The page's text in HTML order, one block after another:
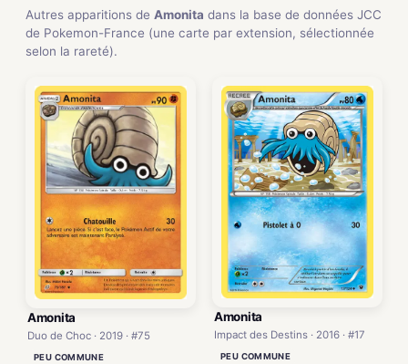
Autres apparitions de Amonita dans la base de données JCC
de Pokemon-France (une carte par extension, sélectionnée
selon la rareté).
Amonita
Duo de Choc · 2019 · #75
PEU COMMUNE
Amonita
Impact des Destins · 2016 · #17
PEU COMMUNE